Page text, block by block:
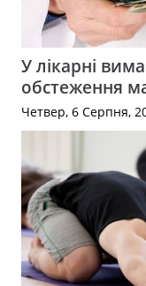
У лікарні
обстеження
Четвер, 6 Серпня,